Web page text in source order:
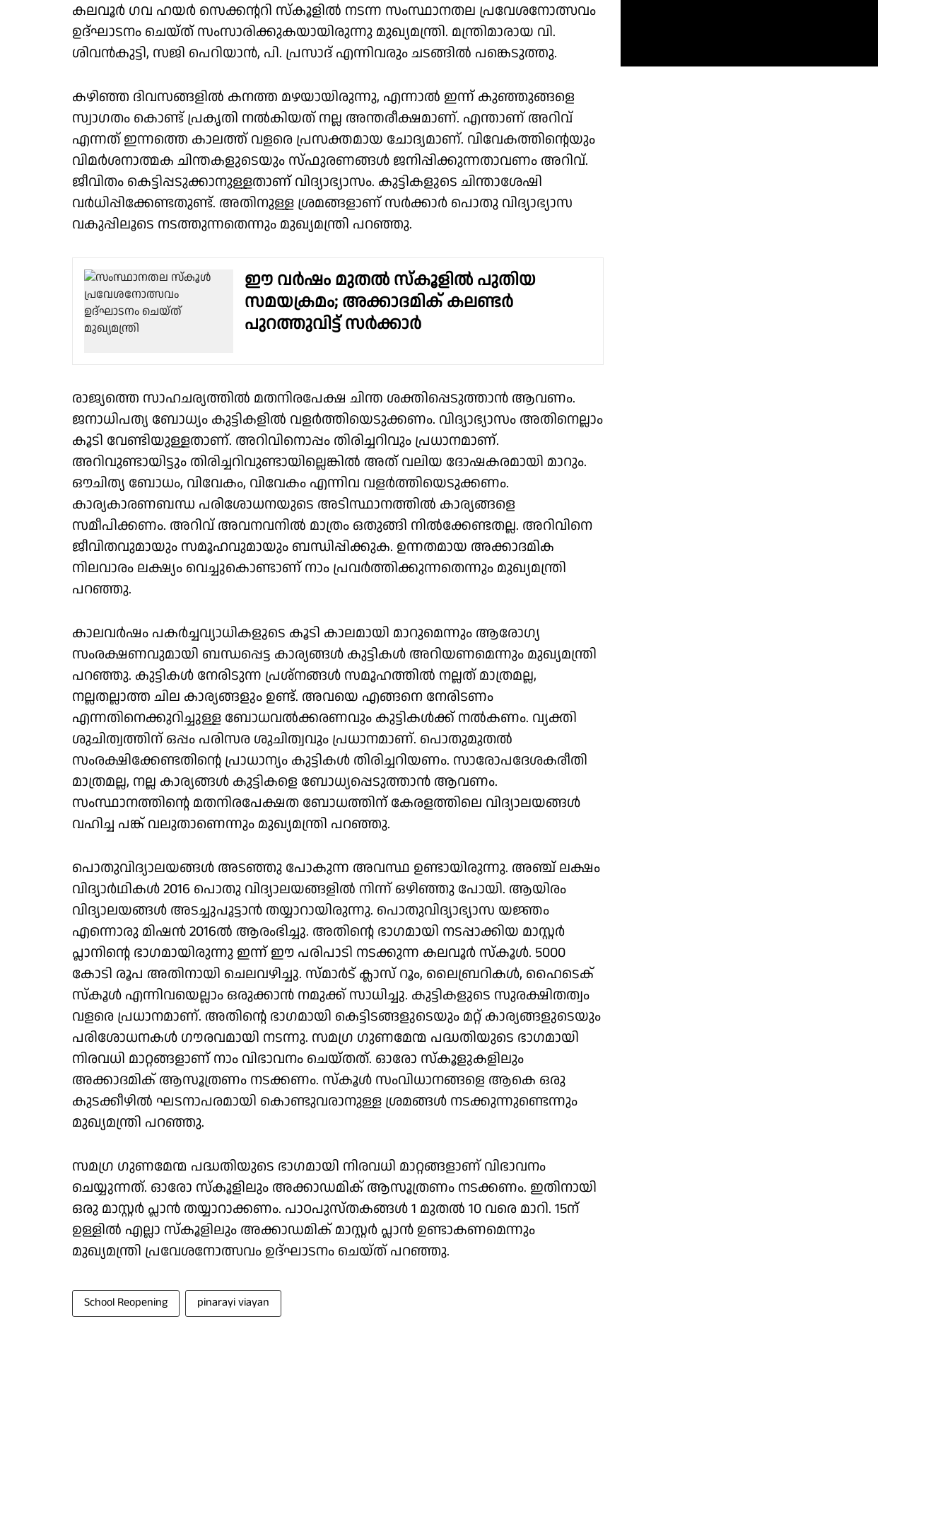
കലവൂര്‍ ഗവ ഹയര്‍ സെക്കന്ററി സ്‌കൂളില്‍ നടന്ന സംസ്ഥാനതല പ്രവേശനോത്സവം
ഉദ്ഘാടനം ചെയ്ത് സംസാരിക്കുകയായിരുന്നു മുഖ്യമന്ത്രി. മന്ത്രിമാരായ വി.
ശിവൻകുട്ടി, സജി പെറിയാൻ, പി. പ്രസാദ് എന്നിവരും ചടങ്ങിൽ പങ്കെടുത്തു.
കഴി‍ഞ്ഞ ദിവസങ്ങളിൽ കനത്ത മഴയായിരുന്നു, എന്നാൽ ഇന്ന് കുഞ്ഞുങ്ങളെ
സ്വാ​ഗതം കൊണ്ട് പ്രകൃതി നൽകിയത് നല്ല അന്തരീക്ഷമാണ്. എന്താണ് അറിവ്
എന്നത് ഇന്നത്തെ കാലത്ത് വളരെ പ്രസക്തമായ ചോദ്യമാണ്. വിവേകത്തിന്റെയും
വിമർശനാത്മക ചിന്തകളുടെയും സ്ഫുരണങ്ങൾ ജനിപ്പിക്കുന്നതാവണം അറിവ്.
ജീവിതം കെട്ടിപ്പടുക്കാനുള്ളതാണ് വിദ്യാഭ്യാസം. കുട്ടികളുടെ ചിന്താശേഷി
വർധിപ്പിക്കേണ്ടതുണ്ട്. അതിനുള്ള ശ്രമങ്ങളാണ് സർക്കാർ പൊതു വിദ്യാഭ്യാസ
വകുപ്പിലൂടെ നടത്തുന്നതെന്നും മുഖ്യമന്ത്രി പറഞ്ഞു.
ഈ വർഷം മുതൽ സ്കൂളിൽ പുതിയ
സമയക്രമം; അക്കാദമിക് കലണ്ടർ
പുറത്തുവിട്ട് സർക്കാർ
രാജ്യത്തെ സാഹചര്യത്തിൽ മതനിരപേക്ഷ ചിന്ത ശക്തിപ്പെടുത്താൻ ആവണം.
ജനാധിപത്യ ബോധ്യം കുട്ടികളിൽ വളർത്തിയെടുക്കണം. വിദ്യാഭ്യാസം അതിനെല്ലാം
കൂടി വേണ്ടിയുള്ളതാണ്. അറിവിനൊപ്പം തിരിച്ചറിവും പ്രധാനമാണ്.
അറിവുണ്ടായിട്ടും തിരിച്ചറിവുണ്ടായില്ലെങ്കിൽ അത് വലിയ ദോഷകരമായി മാറും.
ഔചിത്യ ബോധം, വിവേകം, വിവേകം എന്നിവ വളർത്തിയെടുക്കണം.
കാര്യകാരണബന്ധ പരിശോധനയുടെ അടിസ്ഥാനത്തിൽ കാര്യങ്ങളെ
സമീപിക്കണം. അറിവ് അവനവനിൽ മാത്രം ഒതുങ്ങി നിൽക്കേണ്ടതല്ല. അറിവിനെ
ജീവിതവുമായും സമൂഹവുമായും ബന്ധിപ്പിക്കുക. ഉന്നതമായ അക്കാദമിക
നിലവാരം ലക്ഷ്യം വെച്ചുകൊണ്ടാണ് നാം പ്രവർത്തിക്കുന്നതെന്നും മുഖ്യമന്ത്രി
പറ‍ഞ്ഞു.
കാലവർഷം പകർച്ചവ്യാധികളുടെ കൂടി കാലമായി മാറുമെന്നും ആരോഗ്യ
സംരക്ഷണവുമായി ബന്ധപ്പെട്ട കാര്യങ്ങൾ കുട്ടികൾ അറിയണമെന്നും മുഖ്യമന്ത്രി
പറഞ്ഞു. കുട്ടികൾ നേരിടുന്ന പ്രശ്നങ്ങൾ സമൂഹത്തിൽ നല്ലത് മാത്രമല്ല,
നല്ലതല്ലാത്ത ചില കാര്യങ്ങളും ഉണ്ട്. അവയെ എങ്ങനെ നേരിടണം
എന്നതിനെക്കുറിച്ചുള്ള ബോധവൽക്കരണവും കുട്ടികൾക്ക് നൽകണം. വ്യക്തി
ശുചിത്വത്തിന് ഒപ്പം പരിസര ശുചിത്വവും പ്രധാനമാണ്. പൊതുമുതൽ
സംരക്ഷിക്കേണ്ടതിന്റെ പ്രാധാന്യം കുട്ടികൾ തിരിച്ചറിയണം. സാരോപദേശകരീതി
മാത്രമല്ല, നല്ല കാര്യങ്ങൾ കുട്ടികളെ ബോധ്യപ്പെടുത്താൻ ആവണം.
സംസ്ഥാനത്തിന്റെ മതനിരപേക്ഷത ബോധത്തിന് കേരളത്തിലെ വിദ്യാലയങ്ങൾ
വഹിച്ച പങ്ക് വലുതാണെന്നും മുഖ്യമന്ത്രി പറഞ്ഞു.
പൊതുവിദ്യാലയങ്ങൾ അടഞ്ഞു പോകുന്ന അവസ്ഥ ഉണ്ടായിരുന്നു. അഞ്ച് ലക്ഷം
വിദ്യാർഥികൾ 2016 പൊതു വിദ്യാലയങ്ങളിൽ നിന്ന് ഒഴിഞ്ഞു പോയി. ആയിരം
വിദ്യാലയങ്ങൾ അടച്ചുപൂട്ടാൻ തയ്യാറായിരുന്നു. പൊതുവിദ്യാഭ്യാസ യജ്ഞം
എന്നൊരു മിഷൻ 2016ൽ ആരംഭിച്ചു. അതിൻ്റെ ഭാഗമായി നടപ്പാക്കിയ മാസ്റ്റർ
പ്ലാനിൻ്റെ ഭാഗമായിരുന്നു ഇന്ന് ഈ പരിപാടി നടക്കുന്ന കലവൂർ സ്കൂൾ. 5000
കോടി രൂപ അതിനായി ചെലവഴിച്ചു. സ്മാർട് ക്ലാസ് റൂം, ലൈബ്രറികൾ, ഹൈടെക്
സ്കൂൾ എന്നിവയെല്ലാം ഒരുക്കാൻ നമുക്ക് സാധിച്ചു. കുട്ടികളുടെ സുരക്ഷിതത്വം
വളരെ പ്രധാനമാണ്. അതിൻ്റെ ഭാഗമായി കെട്ടിടങ്ങളുടെയും മറ്റ് കാര്യങ്ങളുടെയും
പരിശോധനകൾ ഗൗരവമായി നടന്നു. സമഗ്ര ഗുണമേന്മ പദ്ധതിയുടെ ഭാഗമായി
നിരവധി മാറ്റങ്ങളാണ് നാം വിഭാവനം ചെയ്തത്. ഓരോ സ്കൂളുകളിലും
അക്കാദമിക് ആസൂത്രണം നടക്കണം. സ്കൂൾ സംവിധാനങ്ങളെ ആകെ ഒരു
കുടക്കീഴിൽ ഘടനാപരമായി കൊണ്ടുവരാനുള്ള ശ്രമങ്ങൾ നടക്കുന്നുണ്ടെന്നും
മുഖ്യമന്ത്രി പറഞ്ഞു.
സമഗ്ര ഗുണമേന്മ പദ്ധതിയുടെ ഭാഗമായി നിരവധി മാറ്റങ്ങളാണ് വിഭാവനം
ചെയ്യുന്നത്. ഓരോ സ്കൂളിലും അക്കാഡമിക് ആസൂത്രണം നടക്കണം. ഇതിനായി
ഒരു മാസ്റ്റർ പ്ലാൻ തയ്യാറാക്കണം. പാഠപുസ്തകങ്ങൾ 1 മുതൽ 10 വരെ മാറി. 15ന്
ഉള്ളിൽ എല്ലാ സ്കൂളിലും അക്കാഡമിക് മാസ്റ്റർ പ്ലാൻ ഉണ്ടാകണമെന്നും
മുഖ്യമന്ത്രി പ്രവേശനോത്സവം ഉദ്ഘാടനം ചെയ്ത് പറഞ്ഞു.
School Reopening pinarayi viayan